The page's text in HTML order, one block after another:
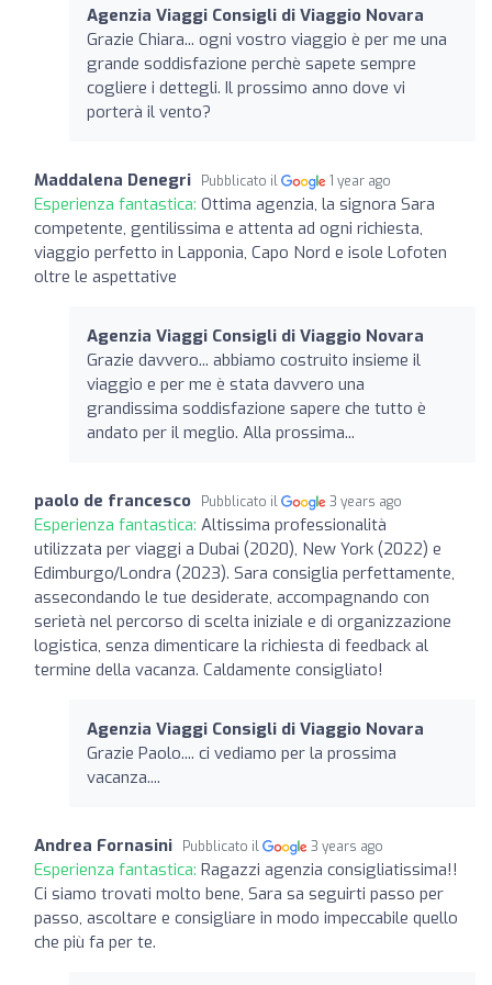
Agenzia Viaggi Consigli di Viaggio Novara
Grazie Chiara... ogni vostro viaggio è per me una
grande soddisfazione perchè sapete sempre
cogliere i dettegli. Il prossimo anno dove vi
porterà il vento?
Maddalena Denegri Pubblicato il 1 year ago
Esperienza fantastica: Ottima agenzia, la signora Sara
competente, gentilissima e attenta ad ogni richiesta,
viaggio perfetto in Lapponia, Capo Nord e isole Lofoten
oltre le aspettative
Agenzia Viaggi Consigli di Viaggio Novara
Grazie davvero... abbiamo costruito insieme il
viaggio e per me è stata davvero una
grandissima soddisfazione sapere che tutto è
andato per il meglio. Alla prossima...
paolo de francesco Pubblicato il 3 years ago
Esperienza fantastica: Altissima professionalità
utilizzata per viaggi a Dubai (2020), New York (2022) e
Edimburgo/Londra (2023). Sara consiglia perfettamente,
assecondando le tue desiderate, accompagnando con
serietà nel percorso di scelta iniziale e di organizzazione
logistica, senza dimenticare la richiesta di feedback al
termine della vacanza. Caldamente consigliato!
Agenzia Viaggi Consigli di Viaggio Novara
Grazie Paolo.... ci vediamo per la prossima
vacanza....
Andrea Fornasini Pubblicato il 3 years ago
Esperienza fantastica: Ragazzi agenzia consigliatissima!!
Ci siamo trovati molto bene, Sara sa seguirti passo per
passo, ascoltare e consigliare in modo impeccabile quello
che più fa per te.